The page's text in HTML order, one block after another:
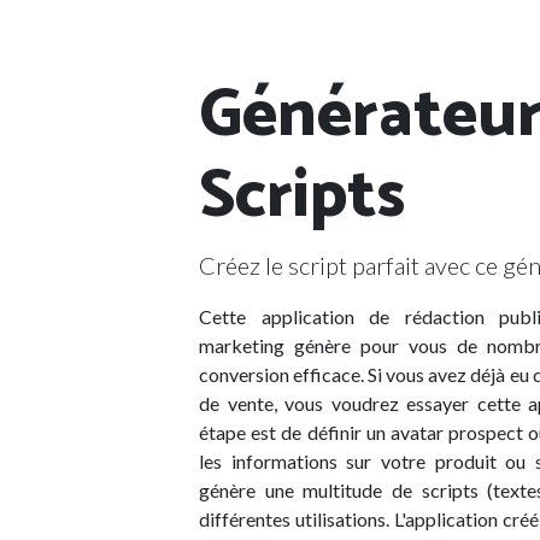
Scripts
Créez le script parfait avec ce
Cette application de rédaction
marketing génère pour vous de
conversion efficace. Si vous avez déjà eu
de vente, vous voudrez essayer cette
étape est de définir un avatar prospect
les informations sur votre produit ou
génère une multitude de scripts
différentes utilisations. L'application